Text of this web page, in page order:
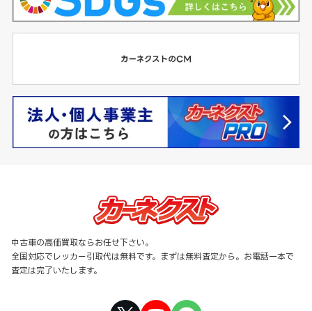
中古車の高価買取ならお任せ下さい。
全国対応でレッカー引取代は無料です。まずは無料査定から。お電話一本で
査定は完了いたします。